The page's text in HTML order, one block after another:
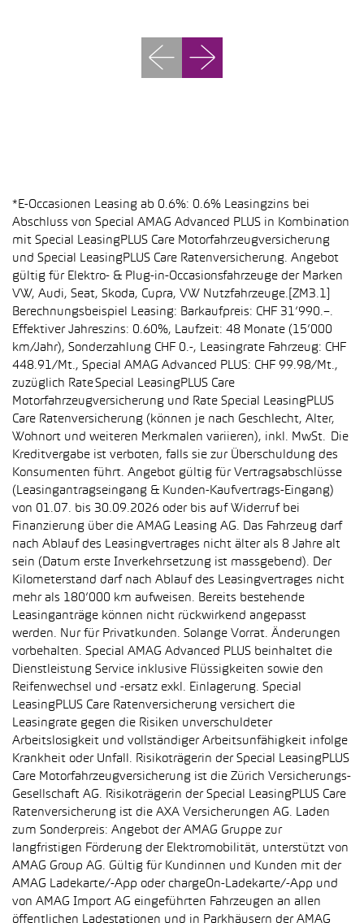
*E-Occasionen Leasing ab 0.6%: 0.6% Leasingzins bei
Abschluss von Special AMAG Advanced PLUS in Kombination
mit Special LeasingPLUS Care Motorfahrzeugversicherung
und Special LeasingPLUS Care Ratenversicherung. Angebot
gültig für Elektro- & Plug-in-Occasionsfahrzeuge der Marken
VW, Audi, Seat, Skoda, Cupra, VW Nutzfahrzeuge.[ZM3.1]
Berechnungsbeispiel Leasing: Barkaufpreis: CHF 31’990.–.
Effektiver Jahreszins: 0.60%, Laufzeit: 48 Monate (15’000
km/Jahr), Sonderzahlung CHF 0.-, Leasingrate Fahrzeug: CHF
448.91/Mt., Special AMAG Advanced PLUS: CHF 99.98/Mt.,
zuzüglich Rate Special LeasingPLUS Care
Motorfahrzeugversicherung und Rate Special LeasingPLUS
Care Ratenversicherung (können je nach Geschlecht, Alter,
Wohnort und weiteren Merkmalen variieren), inkl. MwSt. Die
Kreditvergabe ist verboten, falls sie zur Überschuldung des
Konsumenten führt. Angebot gültig für Vertragsabschlüsse
(Leasingantragseingang & Kunden-Kaufvertrags-Eingang)
von 01.07. bis 30.09.2026 oder bis auf Widerruf bei
Finanzierung über die AMAG Leasing AG. Das Fahrzeug darf
nach Ablauf des Leasingvertrages nicht älter als 8 Jahre alt
sein (Datum erste Inverkehrsetzung ist massgebend). Der
Kilometerstand darf nach Ablauf des Leasingvertrages nicht
mehr als 180’000 km aufweisen. Bereits bestehende
Leasinganträge können nicht rückwirkend angepasst
werden. Nur für Privatkunden. Solange Vorrat. Änderungen
vorbehalten. Special AMAG Advanced PLUS beinhaltet die
Dienstleistung Service inklusive Flüssigkeiten sowie den
Reifenwechsel und -ersatz exkl. Einlagerung. Special
LeasingPLUS Care Ratenversicherung versichert die
Leasingrate gegen die Risiken unverschuldeter
Arbeitslosigkeit und vollständiger Arbeitsunfähigkeit infolge
Krankheit oder Unfall. Risikoträgerin der Special LeasingPLUS
Care Motorfahrzeugversicherung ist die Zürich Versicherungs-
Gesellschaft AG. Risikoträgerin der Special LeasingPLUS Care
Ratenversicherung ist die AXA Versicherungen AG. Laden
zum Sonderpreis: Angebot der AMAG Gruppe zur
langfristigen Förderung der Elektromobilität, unterstützt von
AMAG Group AG. Gültig für Kundinnen und Kunden mit der
AMAG Ladekarte/-App oder chargeOn-Ladekarte/-App und
von AMAG Import AG eingeführten Fahrzeugen an allen
öffentlichen Ladestationen und in Parkhäusern der AMAG